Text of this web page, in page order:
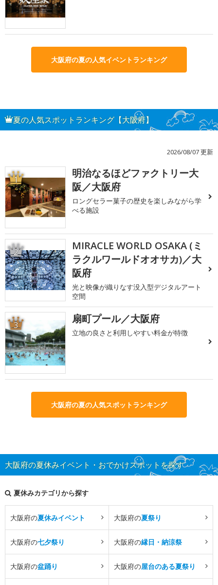
大阪府の夏の人気イベントランキング
夏の人気スポットランキング【大阪府】
2026/08/07 更新
1
明治なるほどファクトリー大
阪／大阪府
ロングセラー菓子の歴史を楽しみながら学
べる施設
2
MIRACLE WORLD OSAKA (ミ
ラクルワールドオオサカ)／大
阪府
光と映像が織りなす没入型デジタルアート
空間
3 扇町プール／大阪府
立地の良さと利用しやすい料金が特徴
大阪府の夏の人気スポットランキング
大阪府の夏休みイベント・おでかけスポットを探す
夏休みカテゴリから探す
大阪府の夏休みイベント 大阪府の夏祭り
大阪府の七夕祭り 大阪府の縁日・納涼祭
大阪府の盆踊り 大阪府の屋台のある夏祭り